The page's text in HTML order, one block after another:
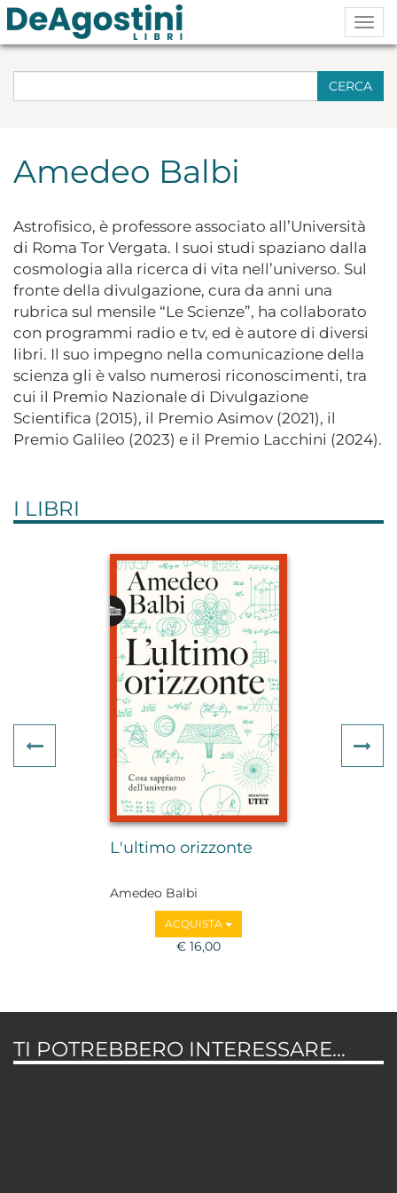
CERCA
Amedeo Balbi
Astrofisico, è professore associato all’Università
di Roma Tor Vergata. I suoi studi spaziano dalla
cosmologia alla ricerca di vita nell’universo. Sul
fronte della divulgazione, cura da anni una
rubrica sul mensile “Le Scienze”, ha collaborato
con programmi radio e tv, ed è autore di diversi
libri. Il suo impegno nella comunicazione della
scienza gli è valso numerosi riconoscimenti, tra
cui il Premio Nazionale di Divulgazione
Scientifica (2015), il Premio Asimov (2021), il
Premio Galileo (2023) e il Premio Lacchini (2024).
I LIBRI
L'ultimo orizzonte
Amedeo Balbi
ACQUISTA
€ 16,00
Previous
TI POTREBBERO INTERESSARE...